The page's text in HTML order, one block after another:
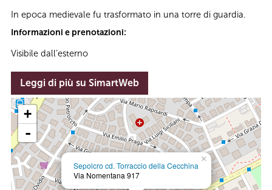
In epoca medievale fu trasformato in una torre di guardia.
Informazioni e prenotazioni:
Visibile dall’esterno
Leggi di più su SimartWeb
×
Sepolcro cd. Torraccio della Cecchina
Via Nomentana 917
+
-